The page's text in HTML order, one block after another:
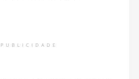
PUBLICIDADE